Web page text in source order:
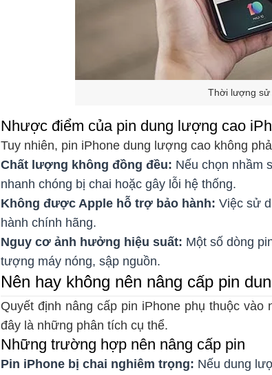
Thời lượng sử
Nhược điểm của pin dung lượng cao
Tuy nhiên, pin iPhone dung lượng cao không
Chất lượng không đồng đều: Nếu chọn nhầm
nhanh chóng bị chai hoặc gây lỗi hệ thống.
Không được Apple hỗ trợ bảo hành: Việc sử
hành chính hãng.
Nguy cơ ảnh hưởng hiệu suất: Một số dòng
tượng máy nóng, sập nguồn.
Nên hay không nên nâng cấp pin
Quyết định nâng cấp pin iPhone phụ thuộc
đây là những phân tích cụ thể.
Những trường hợp nên nâng cấp pin
Pin iPhone bị chai nghiêm trọng: Nếu dung